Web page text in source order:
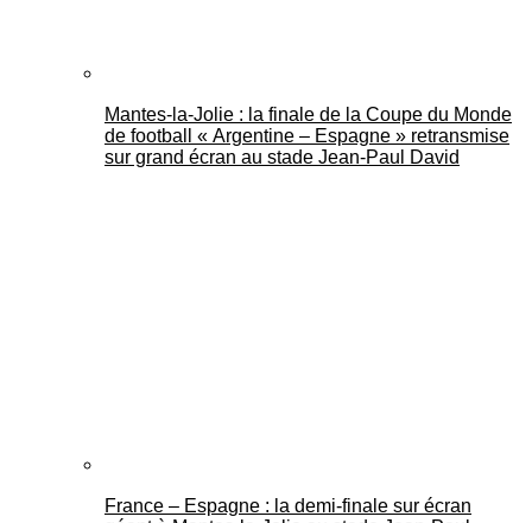
Mantes-la-Jolie : la finale de la Coupe du Monde
de football « Argentine – Espagne » retransmise
sur grand écran au stade Jean-Paul David
France – Espagne : la demi-finale sur écran